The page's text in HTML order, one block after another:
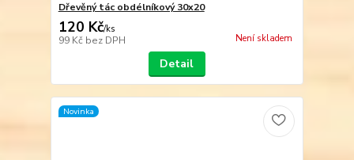
Dřevěný tác obdélníkový 30x20
120 Kč/ks
99 Kč bez DPH Není skladem
Detail
Novinka